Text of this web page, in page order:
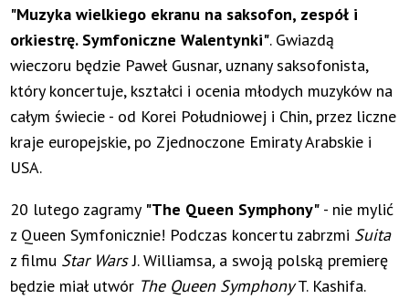
"Muzyka wielkiego ekranu na saksofon, zespół i
orkiestrę. Symfoniczne Walentynki". Gwiazdą
wieczoru będzie Paweł Gusnar, uznany saksofonista,
który koncertuje, kształci i ocenia młodych muzyków na
całym świecie - od Korei Południowej i Chin, przez liczne
kraje europejskie, po Zjednoczone Emiraty Arabskie i
USA.
20 lutego zagramy "The Queen Symphony" - nie mylić
z Queen Symfonicznie! Podczas koncertu zabrzmi Suita
z filmu Star WarsJ. Williamsa, a swoją polską premierę
będzie miał utwór The Queen SymphonyT. Kashifa.